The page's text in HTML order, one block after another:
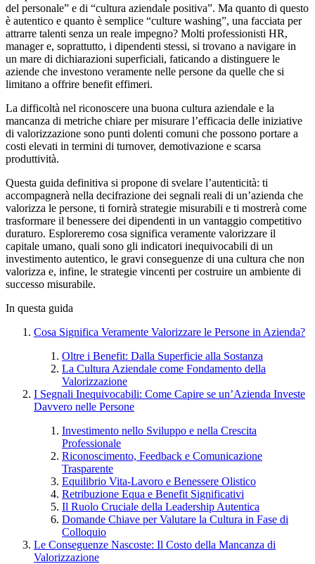
del personale” e di “cultura aziendale positiva”. Ma quanto di questo
è autentico e quanto è semplice “culture washing”, una facciata per
attrarre talenti senza un reale impegno? Molti professionisti HR,
manager e, soprattutto, i dipendenti stessi, si trovano a navigare in
un mare di dichiarazioni superficiali, faticando a distinguere le
aziende che investono veramente nelle persone da quelle che si
limitano a offrire benefit effimeri.
La difficoltà nel riconoscere una buona cultura aziendale e la
mancanza di metriche chiare per misurare l’efficacia delle iniziative
di valorizzazione sono punti dolenti comuni che possono portare a
costi elevati in termini di turnover, demotivazione e scarsa
produttività.
Questa guida definitiva si propone di svelare l’autenticità: ti
accompagnerà nella decifrazione dei segnali reali di un’azienda che
valorizza le persone, ti fornirà strategie misurabili e ti mostrerà come
trasformare il benessere dei dipendenti in un vantaggio competitivo
duraturo. Esploreremo cosa significa veramente valorizzare il
capitale umano, quali sono gli indicatori inequivocabili di un
investimento autentico, le gravi conseguenze di una cultura che non
valorizza e, infine, le strategie vincenti per costruire un ambiente di
successo misurabile.
In questa guida
Cosa Significa Veramente Valorizzare le Persone in Azienda?
Oltre i Benefit: Dalla Superficie alla Sostanza
La Cultura Aziendale come Fondamento della
Valorizzazione
I Segnali Inequivocabili: Come Capire se un’Azienda Investe
Davvero nelle Persone
Investimento nello Sviluppo e nella Crescita
Professionale
Riconoscimento, Feedback e Comunicazione
Trasparente
Equilibrio Vita-Lavoro e Benessere Olistico
Retribuzione Equa e Benefit Significativi
Il Ruolo Cruciale della Leadership Autentica
Domande Chiave per Valutare la Cultura in Fase di
Colloquio
Le Conseguenze Nascoste: Il Costo della Mancanza di
Valorizzazione